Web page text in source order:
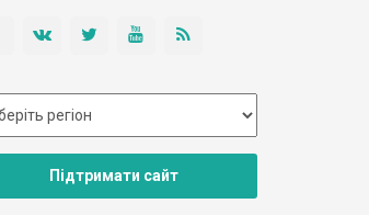
Підтримати сайт